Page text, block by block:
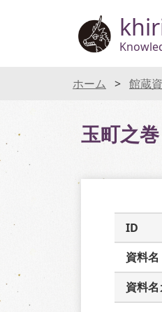
ホーム 館蔵
玉町之巻
ID
資料名
資料